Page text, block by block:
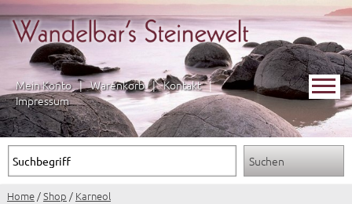
Mein Konto | Warenkorb | Kontakt |
Impressum
Home/Shop / Karneol